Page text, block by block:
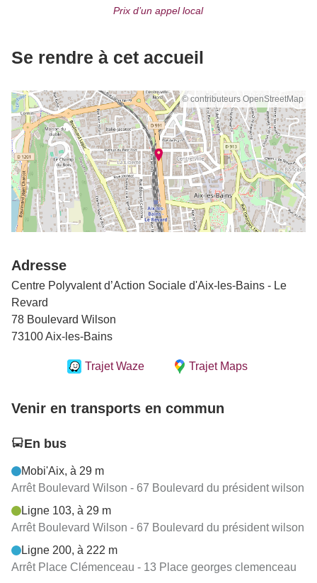
Prix d’un appel local
Se rendre à cet accueil
© contributeurs OpenStreetMap
Adresse
Centre Polyvalent d’Action Sociale d'Aix-les-Bains - Le
Revard
78 Boulevard Wilson
73100 Aix-les-Bains
Trajet Waze Trajet Maps
Venir en transports en commun
En bus
Mobi'Aix, à 29 m
Arrêt Boulevard Wilson - 67 Boulevard du président wilson
Ligne 103, à 29 m
Arrêt Boulevard Wilson - 67 Boulevard du président wilson
Ligne 200, à 222 m
Arrêt Place Clémenceau - 13 Place georges clemenceau